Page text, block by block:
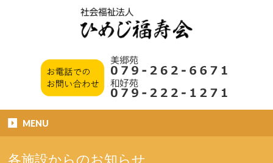
MENU
各施設からのお知らせ